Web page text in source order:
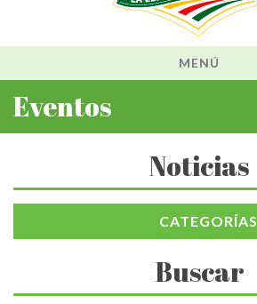
MENÚ
Eventos
Noticias
CATEGORÍAS
Buscar